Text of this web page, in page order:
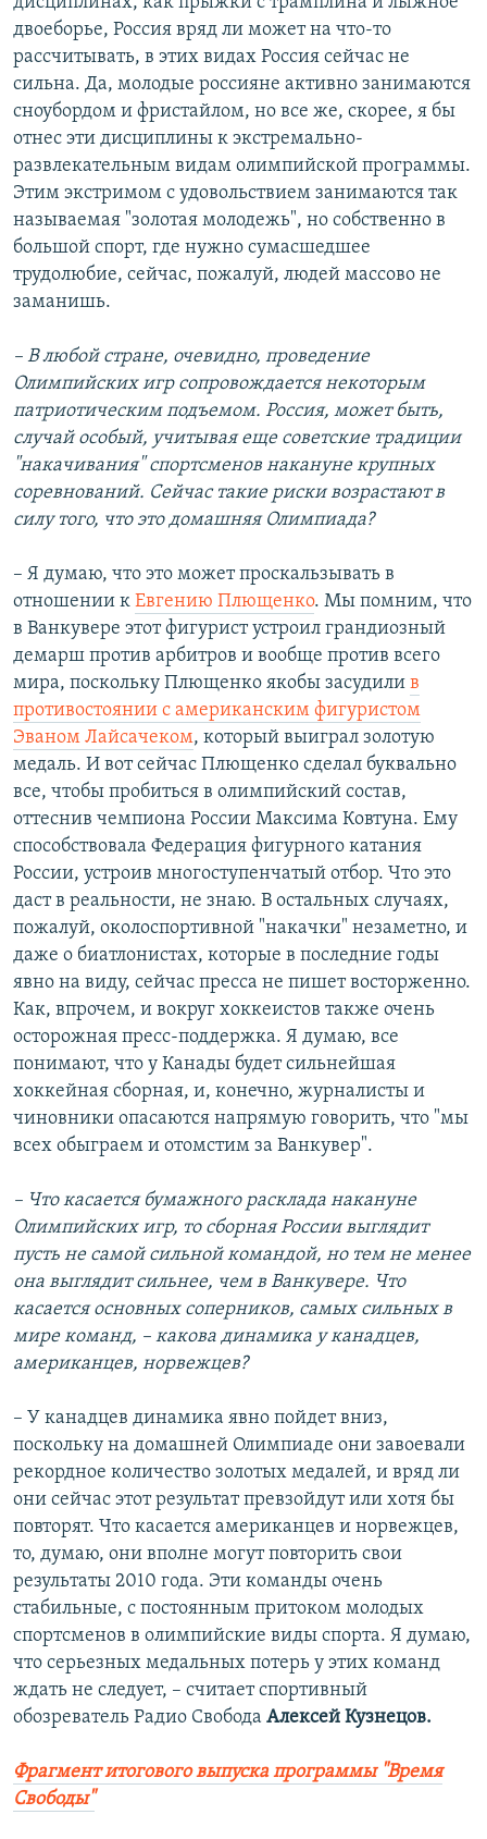
двоеборье, Россия вряд ли может на что-то
рассчитывать, в этих видах Россия сейчас не
сильна. Да, молодые россияне активно занимаются
сноубордом и фристайлом, но все же, скорее, я бы
отнес эти дисциплины к экстремально-
развлекательным видам олимпийской программы.
Этим экстримом с удовольствием занимаются так
называемая "золотая молодежь", но собственно в
большой спорт, где нужно сумасшедшее
трудолюбие, сейчас, пожалуй, людей массово не
заманишь.
– В любой стране, очевидно, проведение
Олимпийских игр сопровождается некоторым
патриотическим подъемом. Россия, может быть,
случай особый, учитывая еще советские традиции
"накачивания" спортсменов накануне крупных
соревнований. Сейчас такие риски возрастают в
силу того, что это домашняя Олимпиада?
– Я думаю, что это может проскальзывать в
отношении к Евгению Плющенко. Мы помним, что
в Ванкувере этот фигурист устроил грандиозный
демарш против арбитров и вообще против всего
мира, поскольку Плющенко якобы засудили в
противостоянии с американским фигуристом
Эваном Лайсачеком, который выиграл золотую
медаль. И вот сейчас Плющенко сделал буквально
все, чтобы пробиться в олимпийский состав,
оттеснив чемпиона России Максима Ковтуна. Ему
способствовала Федерация фигурного катания
России, устроив многоступенчатый отбор. Что это
даст в реальности, не знаю. В остальных случаях,
пожалуй, околоспортивной "накачки" незаметно, и
даже о биатлонистах, которые в последние годы
явно на виду, сейчас пресса не пишет восторженно.
Как, впрочем, и вокруг хоккеистов также очень
осторожная пресс-поддержка. Я думаю, все
понимают, что у Канады будет сильнейшая
хоккейная сборная, и, конечно, журналисты и
чиновники опасаются напрямую говорить, что "мы
всех обыграем и отомстим за Ванкувер".
– Что касается бумажного расклада накануне
Олимпийских игр, то сборная России выглядит
пусть не самой сильной командой, но тем не менее
она выглядит сильнее, чем в Ванкувере. Что
касается основных соперников, самых сильных в
мире команд, – какова динамика у канадцев,
американцев, норвежцев?
– У канадцев динамика явно пойдет вниз,
поскольку на домашней Олимпиаде они завоевали
рекордное количество золотых медалей, и вряд ли
они сейчас этот результат превзойдут или хотя бы
повторят. Что касается американцев и норвежцев,
то, думаю, они вполне могут повторить свои
результаты 2010 года. Эти команды очень
стабильные, с постоянным притоком молодых
спортсменов в олимпийские виды спорта. Я думаю,
что серьезных медальных потерь у этих команд
ждать не следует, – считает спортивный
обозреватель Радио Свобода Алексей Кузнецов.
Фрагмент итогового выпуска программы "Время
Свободы"